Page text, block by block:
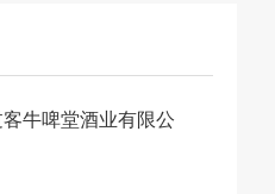
牛啤堂酒业有限公